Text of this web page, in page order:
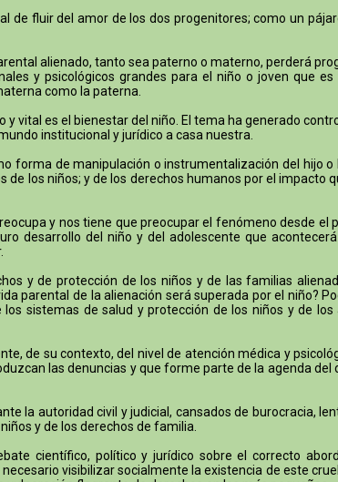
de fluir del amor de los dos progenitores; como un
alienado, tanto sea paterno o materno, perderá
y psicológicos grandes para el niño o joven que es
como la paterna.
vital es el bienestar del niño. El tema ha generado
institucional y jurídico a casa nuestra.
forma de manipulación o instrumentalización del hijo o
los niños; y de los derechos humanos por el impacto
y nos tiene que preocupar el fenómeno desde el
desarrollo del niño y del adolescente que
y de protección de los niños y de las familias
parental de la alienación será superada por el niño?
sistemas de salud y protección de los niños y de los
de su contexto, del nivel de atención médica y
las denuncias y que forme parte de la agenda del
la autoridad civil y judicial, cansados de burocracia,
y de los derechos de familia.
científico, político y jurídico sobre el correcto
visibilizar socialmente la existencia de este